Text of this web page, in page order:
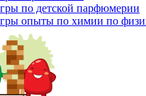
по детской парфюмерии
опыты по химии по